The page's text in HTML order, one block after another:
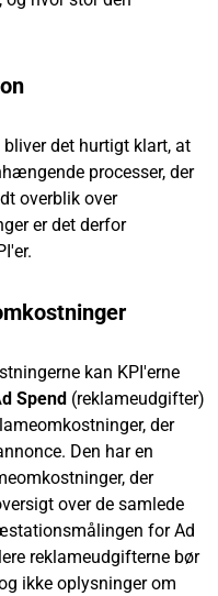
bliver det hurtigt klart, at
processer, der
overblik over
er det derfor
kan KPI'erne
Spend (reklameudgifter)
der
Den har en
der
over de samlede
for Ad
reklameudgifterne bør
ikke oplysninger om